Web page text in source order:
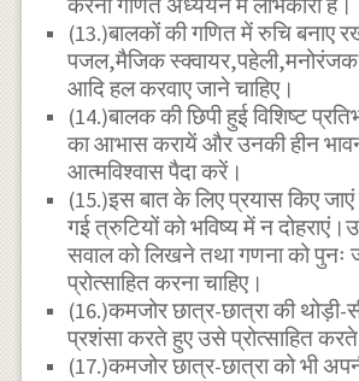
(13.)बालकों की गणित में रुचि बनाए
पजल,मैजिक
आदि हल करवाए जाने चाहिए।
(14.)बालक की छिपी हुई विशिष्ट
का आभास करायें और उनकी हीन
आत्मविश्वास पैदा करें।
(15.)इस बात के लिए प्रयास किए जाएं
गई त्रुटियों को भविष्य में न
सवाल को लिखने तथा गणना को पुनः
प्रोत्साहित करना चाहिए।
(16.)कमजोर छात्र-छात्रा की थोड़ी-
प्रशंसा करते हुए उसे प्रोत्साहित करते
(17.)कमजोर छात्र-छात्रा को भी